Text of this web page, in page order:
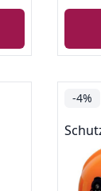
-4%